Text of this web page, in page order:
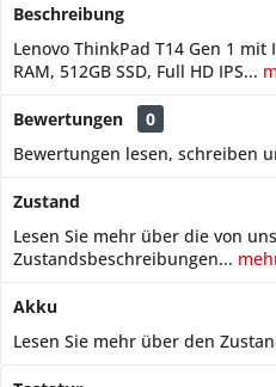
Beschreibung
Lenovo ThinkPad T14 Gen 1 mit
RAM, 512GB SSD, Full HD IPS...
Bewertungen
0
Bewertungen lesen, schreiben
Zustand
Lesen Sie mehr über die von
Zustandsbeschreibungen...
Akku
Lesen Sie mehr über den